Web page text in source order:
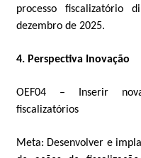
processo fiscalizatório
dezembro de 2025.
4. Perspectiva Inovação
OEF04 – Inserir
fiscalizatórios
Meta: Desenvolver e